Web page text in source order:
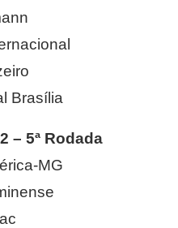
Brasília
– 5ª Rodada
MG